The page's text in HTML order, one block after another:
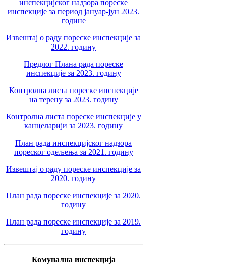
инспекцијског надзора пореске
инспекције за период јануар-јун 2023.
године
Извештај о раду пореске инспекције за
2022. годину
Предлог Плана рада пореске
инспекције за 2023. годину
Контролна листа пореске инспекције
на терену за 2023. годину
Контролна листа пореске инспекције у
канцеларији за 2023. годину
План рада инспекцијског надзора
пореског одељења за 2021. годину
Извештај о раду пореске инспекције за
2020. годину
План рада пореске инспекције за 2020.
годину
План рада пореске инспекције за 2019.
годину
Комунална инспекција